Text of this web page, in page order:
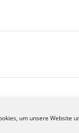
um unsere Website